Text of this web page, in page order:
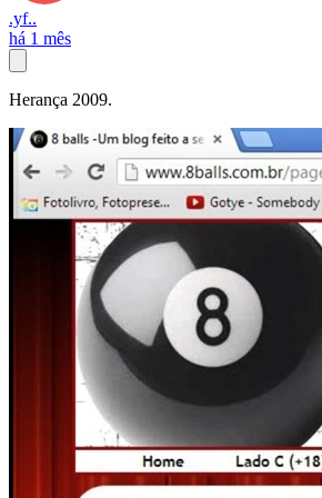
.yf..
há 1 mês
Herança 2009.